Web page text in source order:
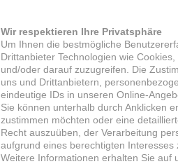
Wir respektieren Ihre Privatsphäre
Um Ihnen die bestmögliche
Drittanbieter Technologien wie
und/oder darauf zuzugreifen. Die
uns und Drittanbietern,
eindeutige IDs in unseren Online-
Sie können unterhalb durch Anklicken
zustimmen möchten oder eine
Recht auszuüben, der Verarbeitung
aufgrund eines berechtigten Interesses
Weitere Informationen erhalten Sie auf